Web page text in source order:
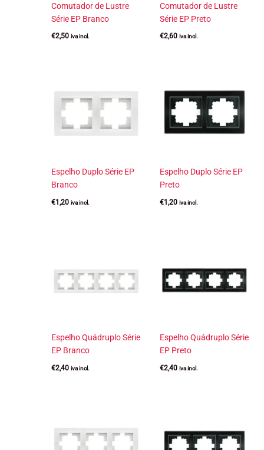
Comutador de Lustre
Série EP Branco
€2,50 iva incl.
Comutador de Lustre
Série EP Preto
€2,60 iva incl.
Espelho Duplo Série EP
Branco
€1,20 iva incl.
Espelho Duplo Série EP
Preto
€1,20 iva incl.
Espelho Quádruplo Série
EP Branco
€2,40 iva incl.
Espelho Quádruplo Série
EP Preto
€2,40 iva incl.